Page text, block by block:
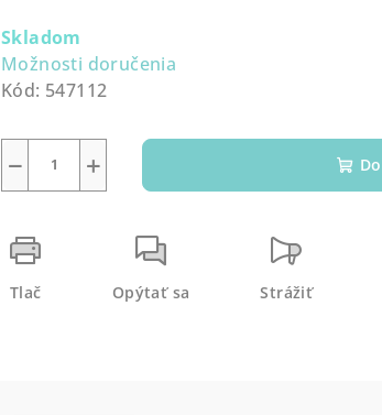
cena:
Skladom
Možnosti doručenia
Kód: 547112
+
−
Tlač Opýtať sa Strážiť